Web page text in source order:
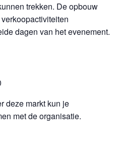
trekken. De opbouw
dagen van het evenement.
deze markt kun je
met de organisatie.